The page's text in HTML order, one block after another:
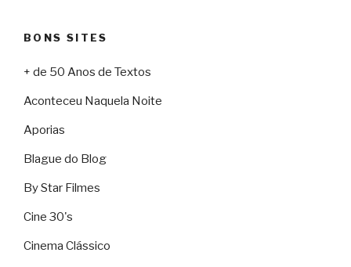
BONS SITES
+ de 50 Anos de Textos
Aconteceu Naquela Noite
Aporias
Blague do Blog
By Star Filmes
Cine 30's
Cinema Clássico